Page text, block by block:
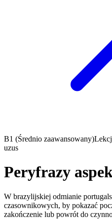
B1 (Średnio zaawansowany)
uzus
Peryfrazy
W brazylijskiej odmianie
czasownikowych, by pokazać
zakończenie lub powrót do